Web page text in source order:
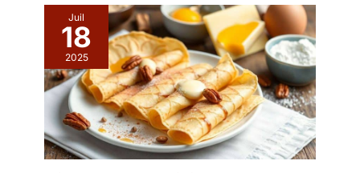
compatible avec les
plaques à induction, les
cuisinières à gaz, les
fours, les plaques
vitrocéramiques et
électriques. Parfait pour
la maison, mais aussi
pour les restaurants,
cafés, bars ou food
trucks
Juil
18
2025